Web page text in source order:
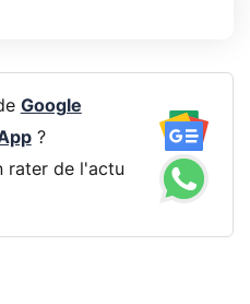
Google
?
rater de l'actu